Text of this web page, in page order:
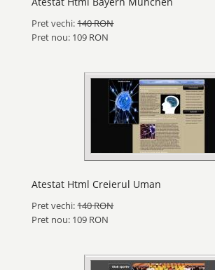
Pret vechi:140 RON
Pret nou: 109 RON
Atestat Html Creierul Uman
Pret vechi:140 RON
Pret nou: 109 RON